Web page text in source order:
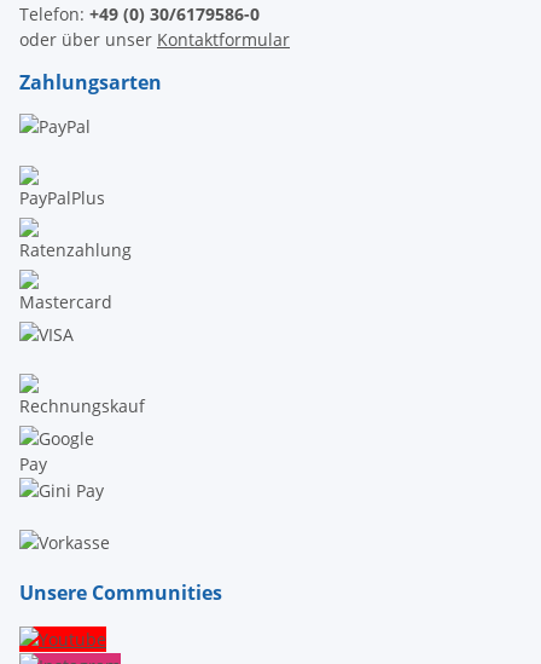
Telefon: +49 (0) 30/6179586-0
oder über unser Kontaktformular
Zahlungsarten
Unsere Communities